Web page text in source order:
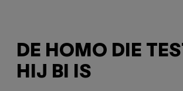
DE HOMO DIE
HIJ BI IS